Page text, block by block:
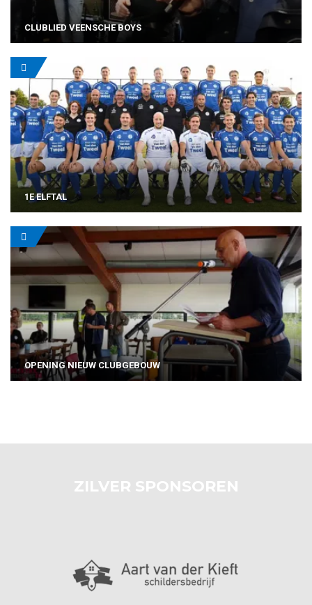
CLUBLIED VEENSCHE BOYS
1E ELFTAL
OPENING NIEUW CLUBGEBOUW
ZILVER SPONSOREN